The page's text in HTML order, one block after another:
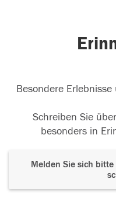
Besondere
Schreiben Sie
besonders in
Melden Sie sich